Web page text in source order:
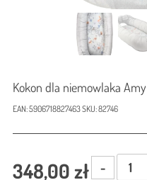
Kokon dla niemowlaka
EAN:5906718827463SKU:82746
348,00zł
ilość
Kokon